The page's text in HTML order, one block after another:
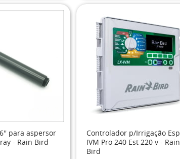
para aspersor
- Rain Bird
Controlador p/Irrigação Esp
IVM Pro 240 Est 220 v - Rain
Bird